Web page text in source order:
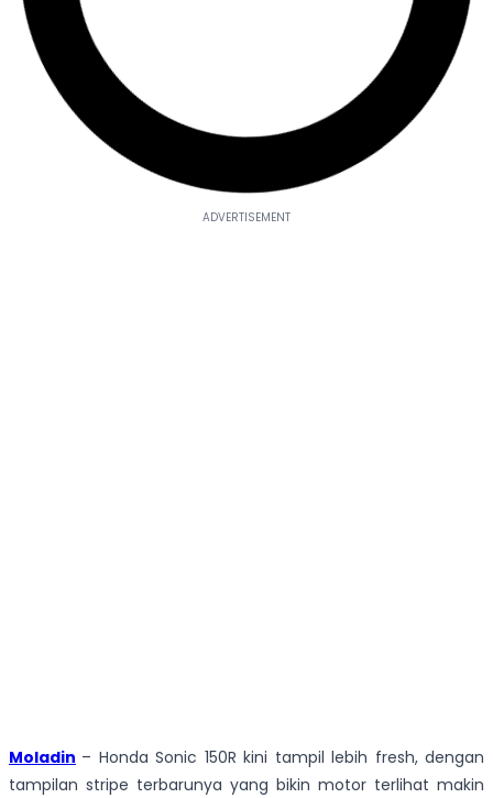
Moladin – Honda Sonic 150R kini tampil lebih fresh, dengan
tampilan stripe terbarunya yang bikin motor terlihat makin